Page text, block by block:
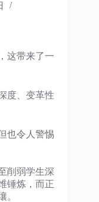
这带来了一
度、变革性
也令人警惕
削弱学生深
锤炼，而正
。